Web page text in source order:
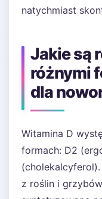
natychmiast
Jakie są
różnymi
dla
Witamina D
formach: D2
z roślin i